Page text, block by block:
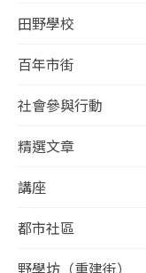
田野學校
百年市街
社會參與行動
精選文章
講座
都市社區